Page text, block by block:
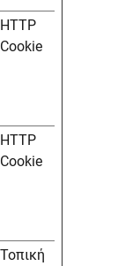
HTTP
Cookie
HTTP
Cookie
Τοπική